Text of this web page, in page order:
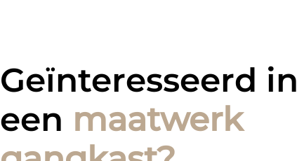
Geïnteresseerd in
een maatwerk